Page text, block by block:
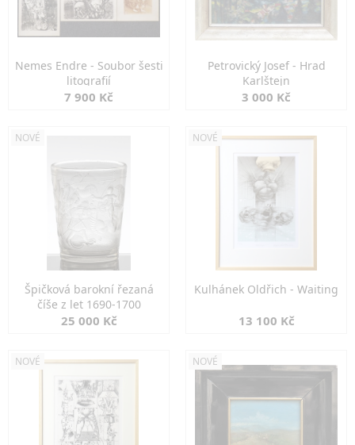
Nemes Endre - Soubor šesti
litografií
7 900 Kč
Petrovický Josef - Hrad
Karlštejn
3 000 Kč
NOVÉ
Špičková barokní řezaná
číše z let 1690-1700
25 000 Kč
NOVÉ
Kulhánek Oldřich - Waiting
13 100 Kč
NOVÉ NOVÉ